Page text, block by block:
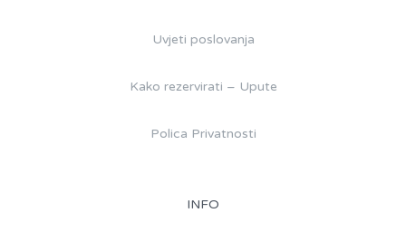
Uvjeti poslovanja
Kako rezervirati – Upute
Polica Privatnosti
INFO